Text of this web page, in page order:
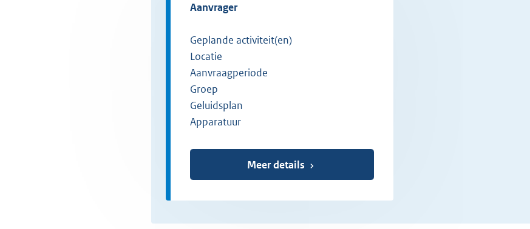
aanvrager
Geplande activiteit(en)
Locatie
Aanvraagperiode
Groep
Geluidsplan
Apparatuur
Meer details